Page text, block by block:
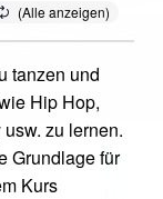
tanzen und
Hip Hop,
zu lernen.
Grundlage für
Kurs